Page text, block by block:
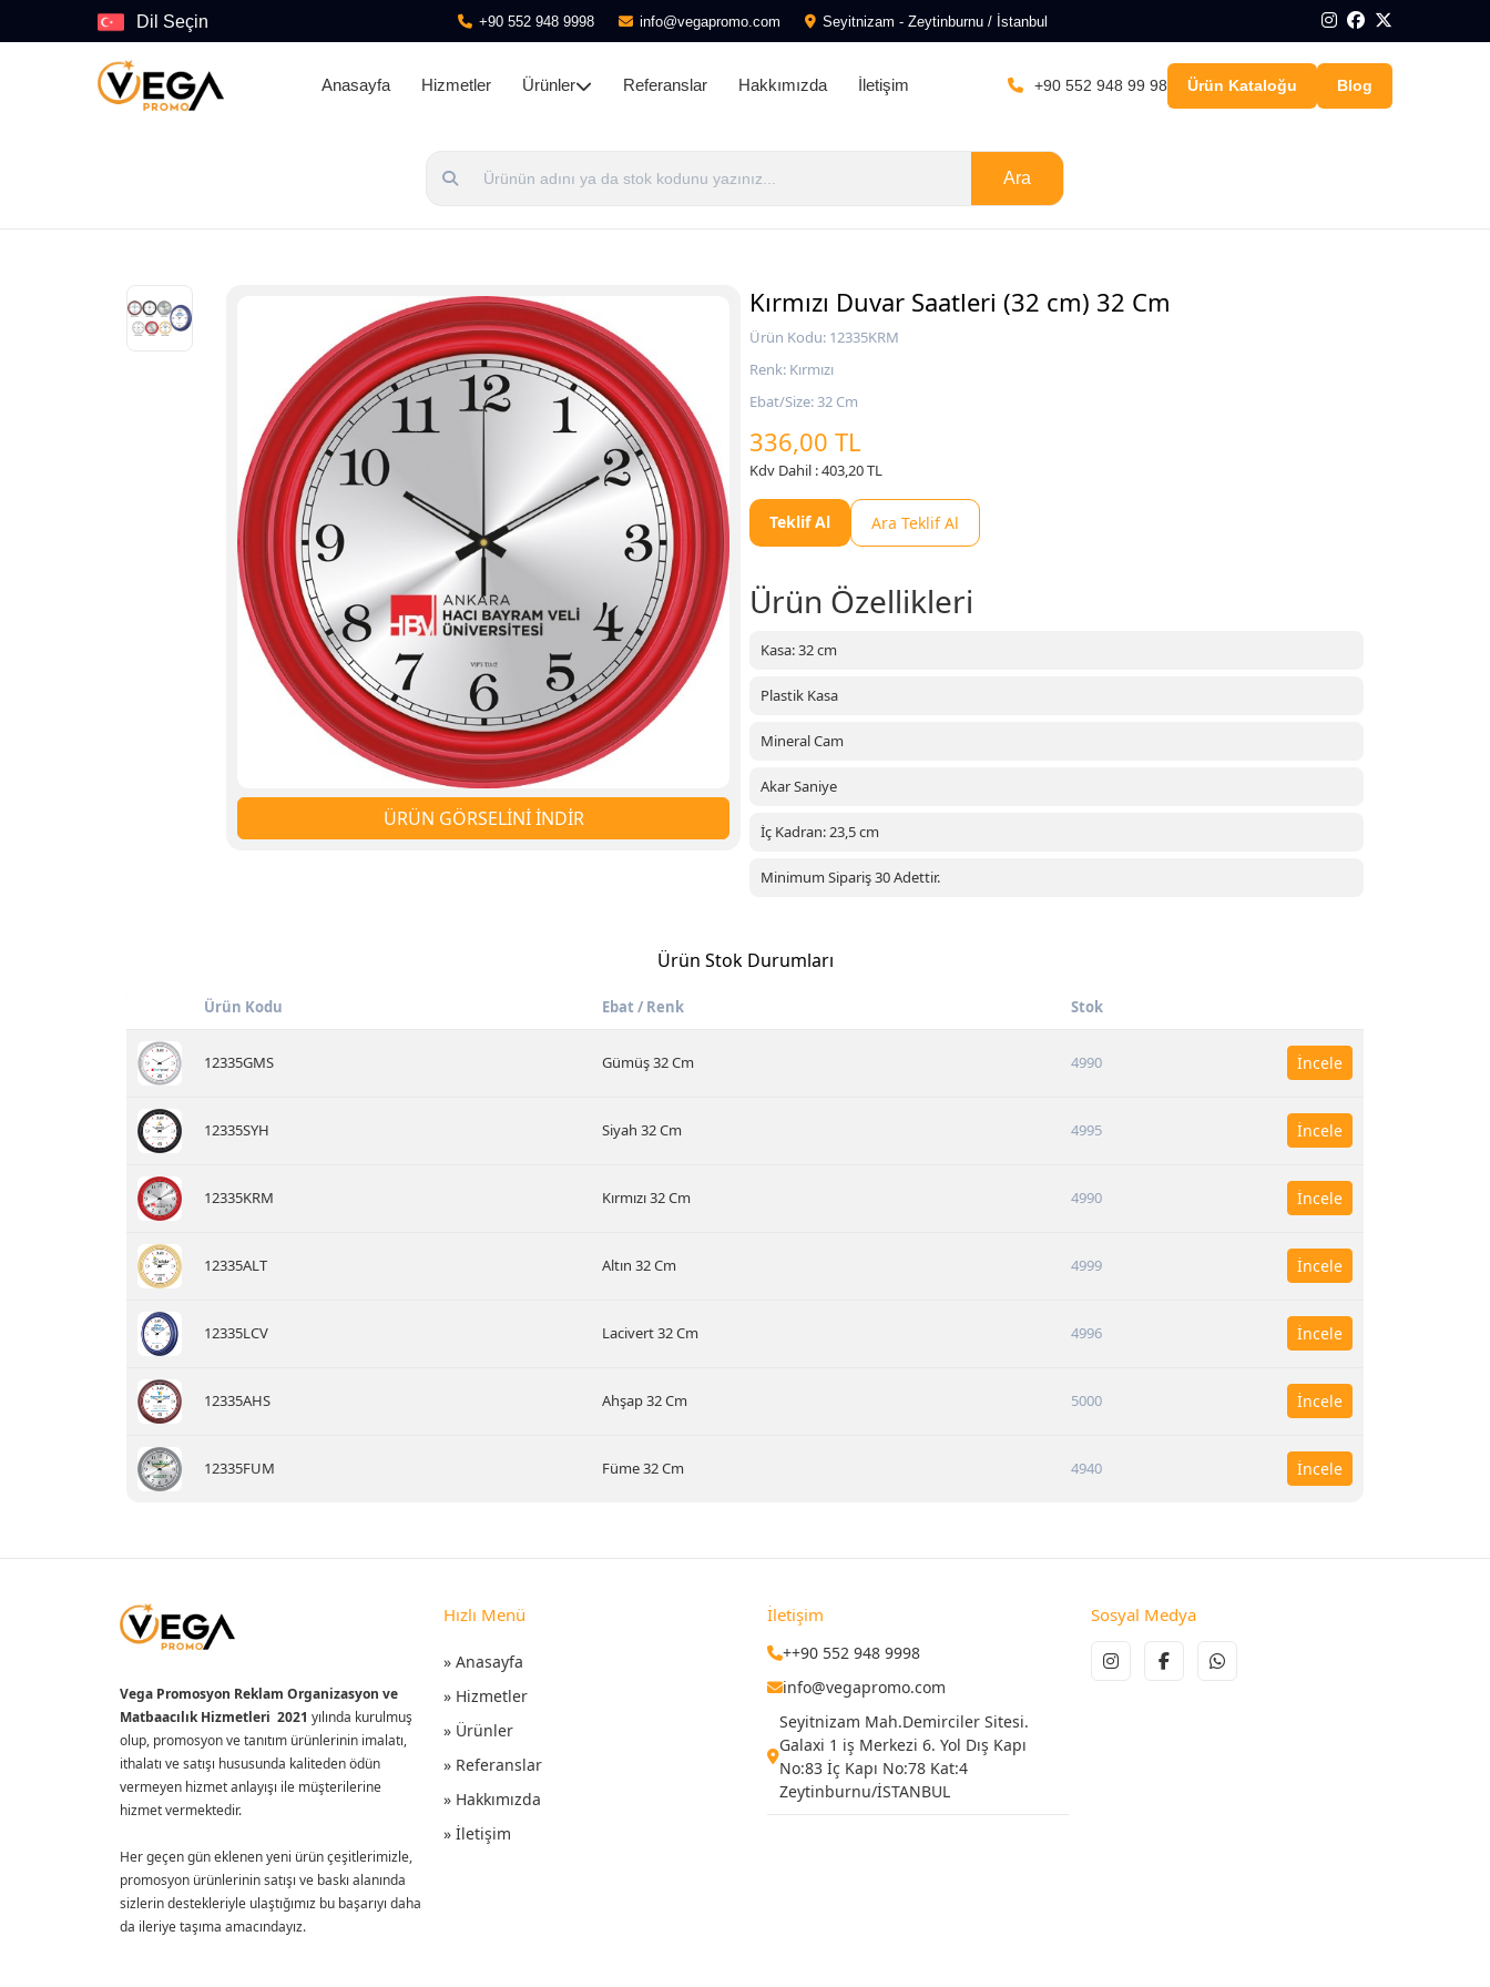
Dil Seçin +90 552 948 9998 info@vegapromo.com Seyitnizam - Zeytinburnu / İstanbul
Anasayfa Hizmetler Ürünler Referanslar Hakkımızda İletişim +90 552 948 99 98 Ürün Kataloğu Blog
Ara
ÜRÜN GÖRSELİNİ İNDİR
Kırmızı Duvar Saatleri (32 cm) 32 Cm
Ürün Kodu: 12335KRM
Renk: Kırmızı
Ebat/Size: 32 Cm
336,00 TL
Kdv Dahil : 403,20 TL
Teklif Al Ara Teklif Al
Ürün Özellikleri
Kasa: 32 cm
Plastik Kasa
Mineral Cam
Akar Saniye
İç Kadran: 23,5 cm
Minimum Sipariş 30 Adettir.
Ürün Stok Durumları
Ürün Kodu Ebat / Renk Stok
12335GMS Gümüş 32 Cm 4990 İncele
12335SYH Siyah 32 Cm 4995 İncele
12335KRM Kırmızı 32 Cm 4990 İncele
12335ALT Altın 32 Cm 4999 İncele
12335LCV Lacivert 32 Cm 4996 İncele
12335AHS Ahşap 32 Cm 5000 İncele
12335FUM Füme 32 Cm 4940 İncele
Vega Promosyon Reklam Organizasyon ve
Matbaacılık Hizmetleri 2021 yılında kurulmuş
olup, promosyon ve tanıtım ürünlerinin imalatı,
ithalatı ve satışı hususunda kaliteden ödün
vermeyen hizmet anlayışı ile müşterilerine
hizmet vermektedir.
Her geçen gün eklenen yeni ürün çeşitlerimizle,
promosyon ürünlerinin satışı ve baskı alanında
sizlerin destekleriyle ulaştığımız bu başarıyı daha
da ileriye taşıma amacındayız.
Hızlı Menü
» Anasayfa
» Hizmetler
» Ürünler
» Referanslar
» Hakkımızda
» İletişim
İletişim
++90 552 948 9998
info@vegapromo.com
Seyitnizam Mah.Demirciler Sitesi.
Galaxi 1 iş Merkezi 6. Yol Dış Kapı
No:83 İç Kapı No:78 Kat:4
Zeytinburnu/İSTANBUL
Sosyal Medya